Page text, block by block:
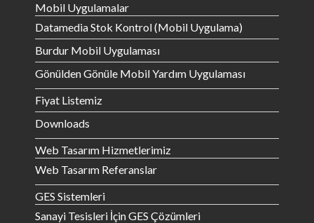
Mobil Uygulamalar
Datamedia Stok Kontrol (Mobil Uygulama)
Burdur Mobil Uygulaması
Gönülden Gönüle Mobil Yardım Uygulaması
Fiyat Listemiz
Downloads
Web Tasarım Hizmetlerimiz
Web Tasarım Referanslar
GES Sistemleri
Sanayi Tesisleri İçin GES Çözümleri